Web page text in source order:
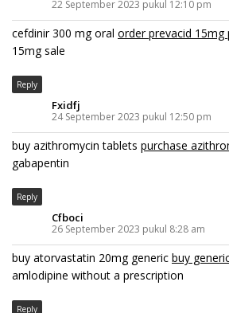
22 September 2023 pukul 12:10 pm
cefdinir 300 mg oral order prevacid 15mg
15mg sale
Reply
Fxidfj
24 September 2023 pukul 12:50 pm
buy azithromycin tablets purchase
gabapentin
Reply
Cfboci
26 September 2023 pukul 8:28 am
buy atorvastatin 20mg generic buy
amlodipine without a prescription
Reply